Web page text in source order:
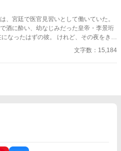
、宮廷で医官見習いとして働いていた。
酒に酔い、幼なじみだった皇帝・李景珩
酷と恐れられる皇帝が、
ぎて――。
文字数：15,184